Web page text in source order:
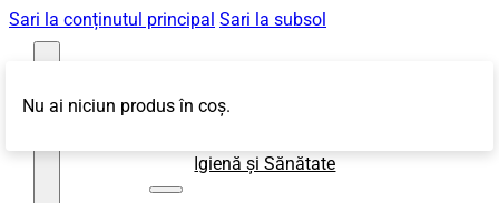
Sari la conținutul principal Sari la subsol
Igienă și Sănătate
Nu ai niciun produs în coș.